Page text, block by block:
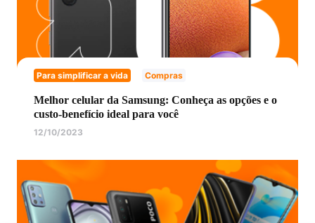
Para simplificar a vida Compras
Melhor celular da Samsung: Conheça as opções e o
custo-benefício ideal para você
12/10/2023